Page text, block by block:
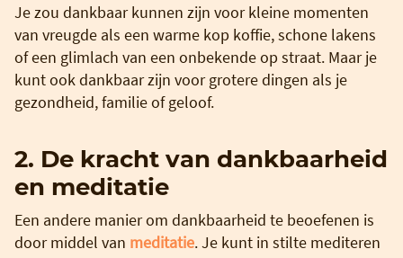
Je zou dankbaar kunnen zijn voor kleine momenten
van vreugde als een warme kop koffie, schone lakens
of een glimlach van een onbekende op straat. Maar je
kunt ook dankbaar zijn voor grotere dingen als je
gezondheid, familie of geloof.
2. De kracht van dankbaarheid
en meditatie
Een andere manier om dankbaarheid te beoefenen is
door middel van meditatie. Je kunt in stilte mediteren